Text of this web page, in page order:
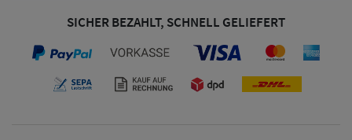
Damen
Snapback Caps
Damen Caps
SICHER BEZAHLT, SCHNELL GELIEFERT